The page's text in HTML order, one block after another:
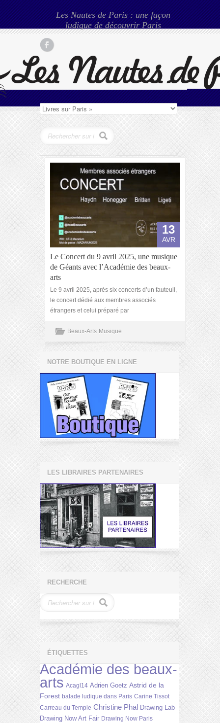
Les Nautes de Paris : une façon
ludique de découvrir Paris
13
AVR
Le Concert du 9 avril 2025, une musique
de Géants avec l’Académie des beaux-
arts
Le 9 avril 2025, après six concerts d’un fauteuil,
le concert dédié aux membres associés
étrangers et celui préparé par
Beaux-Arts Musique
NOTRE BOUTIQUE EN LIGNE
LES LIBRAIRES PARTENAIRES
RECHERCHE
ÉTIQUETTES
Académie des beaux-
arts Acagl14 Adrien Goetz Astrid de la
Forest balade ludique dans Paris Carine Tissot
Carreau du Temple Christine Phal Drawing Lab
Drawing Now Art Fair Drawing Now Paris